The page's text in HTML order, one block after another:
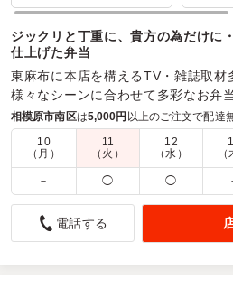
ジックリと丁重に、貴方の為だけに
仕上げた弁当
東麻布に本店を構えるTV・雑誌取材
様々なシーンに合わせて多彩なお弁
菜たっぷりのヘルシーなお弁当を、
商品数： 締切日時： 2日前21:00 価
配達時間：
10:00～18:00
彩も鮮やかで先生方にも好評でし
5.0
相模原市南区は5,000円 以上のご注文で配達
10
（月）
11
（火）
12
（水）
（
－ ◯ ◯
電話する